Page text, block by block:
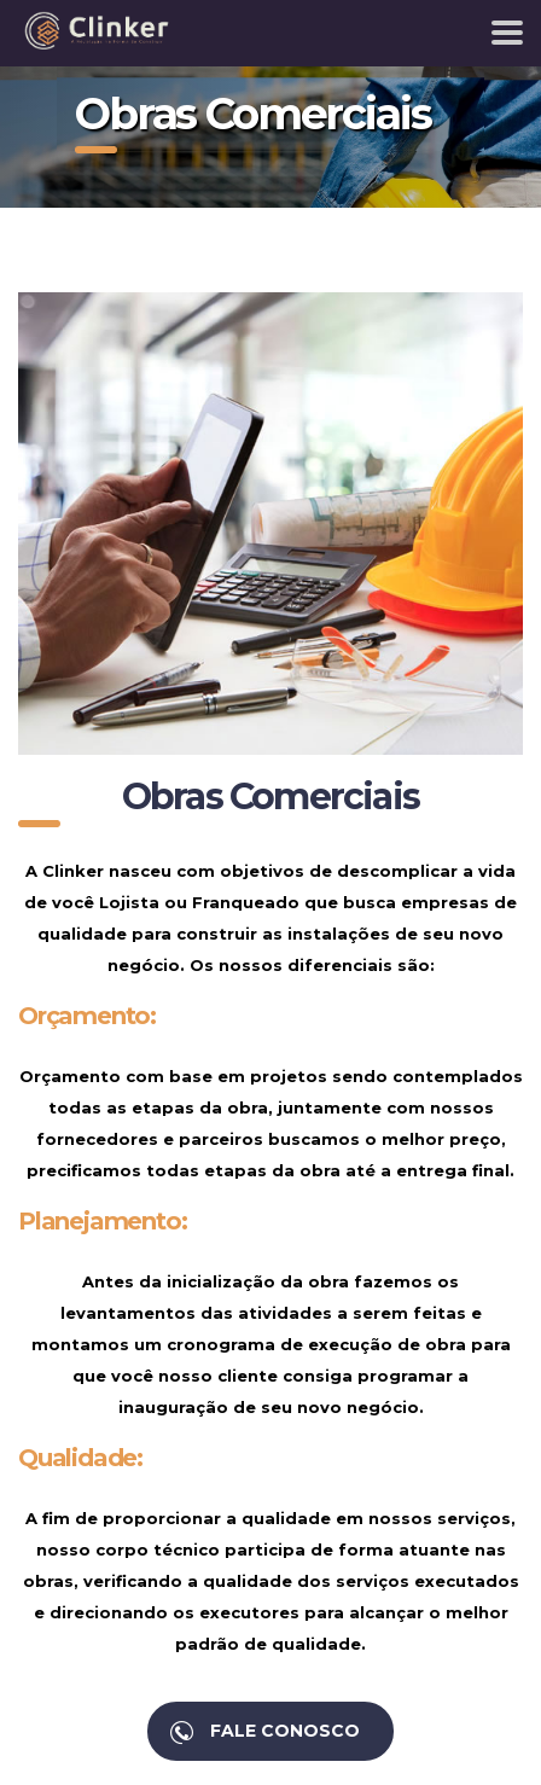
Obras Comerciais
Obras Comerciais
A Clinker nasceu com objetivos de descomplicar a vida
de você Lojista ou Franqueado que busca empresas de
qualidade para construir as instalações de seu novo
negócio. Os nossos diferenciais são:
Orçamento:
Orçamento com base em projetos sendo contemplados
todas as etapas da obra, juntamente com nossos
fornecedores e parceiros buscamos o melhor preço,
precificamos todas etapas da obra até a entrega final.
Planejamento:
Antes da inicialização da obra fazemos os
levantamentos das atividades a serem feitas e
montamos um cronograma de execução de obra para
que você nosso cliente consiga programar a
inauguração de seu novo negócio.
Qualidade:
A fim de proporcionar a qualidade em nossos serviços,
nosso corpo técnico participa de forma atuante nas
obras, verificando a qualidade dos serviços executados
e direcionando os executores para alcançar o melhor
padrão de qualidade.
FALE CONOSCO